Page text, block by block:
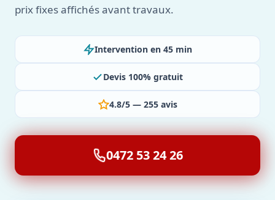
prix fixes affichés avant travaux.
Intervention en 45 min
Devis 100% gratuit
4.8/5 — 255 avis
0472 53 24 26